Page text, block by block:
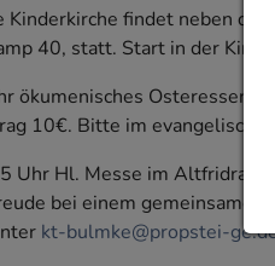
Kinderkirche findet neben
40, statt. Start in der
ökumenisches Osteressen
10€. Bitte im
Uhr Hl. Messe im
bei einem gemeinsamen
kt-bulmke@propstei-